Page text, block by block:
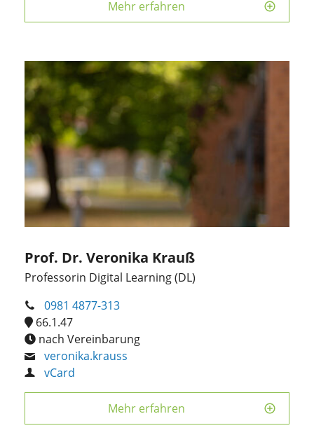
Mehr erfahren
Prof. Dr. Veronika Krauß
Professorin Digital Learning (DL)
0981 4877-313
66.1.47
nach Vereinbarung
veronika.krauss
vCard
Mehr erfahren